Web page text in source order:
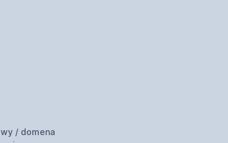
/ domena